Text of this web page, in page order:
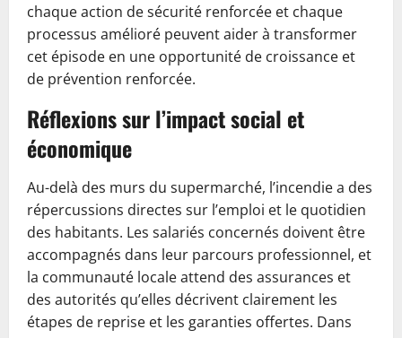
chaque action de sécurité renforcée et chaque
processus amélioré peuvent aider à transformer
cet épisode en une opportunité de croissance et
de prévention renforcée.
Réflexions sur l’impact social et
économique
Au-delà des murs du supermarché, l’incendie a des
répercussions directes sur l’emploi et le quotidien
des habitants. Les salariés concernés doivent être
accompagnés dans leur parcours professionnel, et
la communauté locale attend des assurances et
des autorités qu’elles décrivent clairement les
étapes de reprise et les garanties offertes. Dans